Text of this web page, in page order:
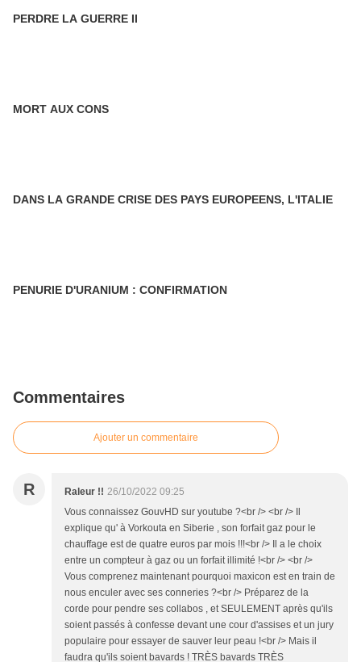
PERDRE LA GUERRE II
MORT AUX CONS
DANS LA GRANDE CRISE DES PAYS EUROPEENS, L'ITALIE
PENURIE D'URANIUM : CONFIRMATION
Commentaires
Ajouter un commentaire
R Raleur !! 26/10/2022 09:25
Vous connaissez GouvHD sur youtube ?<br /> <br /> Il
explique qu' à Vorkouta en Siberie , son forfait gaz pour le
chauffage est de quatre euros par mois !!!<br /> Il a le choix
entre un compteur à gaz ou un forfait illimité !<br /> <br />
Vous comprenez maintenant pourquoi maxicon est en train de
nous enculer avec ses conneries ?<br /> Préparez de la
corde pour pendre ses collabos , et SEULEMENT après qu'ils
soient passés à confesse devant une cour d'assises et un jury
populaire pour essayer de sauver leur peau !<br /> Mais il
faudra qu'ils soient bavards ! TRÈS bavards TRÈS